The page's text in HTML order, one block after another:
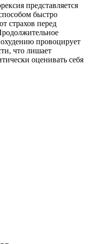
представляется
быстро
страхов перед
провоцирует
что лишает
оценивать себя